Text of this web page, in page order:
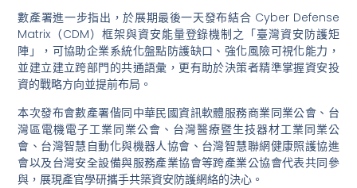
數產署進一步指出，於展期最後一天發布結合 Cyber Defense
Matrix（CDM）框架與資安能量登錄機制之「臺灣資安防護矩
陣」，可協助企業系統化盤點防護缺口、強化風險可視化能力，
並建立建立跨部門的共通語彙，更有助於決策者精準掌握資安投
資的戰略方向並提前布局。
本次發布會數產署偕同中華民國資訊軟體服務商業同業公會、台
灣區電機電子工業同業公會、台灣醫療暨生技器材工業同業公
會、台灣智慧自動化與機器人協會、台灣智慧聯網健康照護協進
會以及台灣安全設備與服務產業協會等跨產業公協會代表共同參
與，展現產官學研攜手共築資安防護網絡的決心。